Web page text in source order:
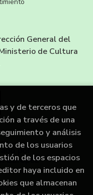
General del
de Cultura
y de terceros que
a través de una
y análisis
de los usuarios
de los espacios
haya incluido en
que almacenan